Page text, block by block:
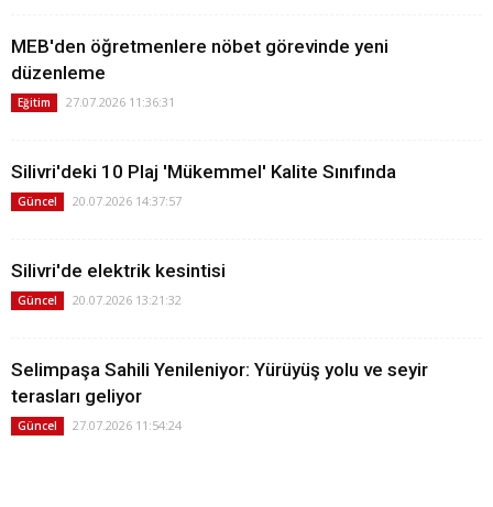
MEB'den öğretmenlere nöbet görevinde yeni
düzenleme
Eğitim 27.07.2026 11:36:31
Silivri'deki 10 Plaj 'Mükemmel' Kalite Sınıfında
Güncel 20.07.2026 14:37:57
Silivri'de elektrik kesintisi
Güncel 20.07.2026 13:21:32
Selimpaşa Sahili Yenileniyor: Yürüyüş yolu ve seyir
terasları geliyor
Güncel 27.07.2026 11:54:24